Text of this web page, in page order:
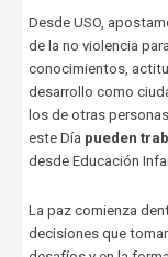
Desde USO,
de la no violencia
conocimientos,
desarrollo como
los de otras
este Día pueden
desde Educación
La paz comienza
decisiones que